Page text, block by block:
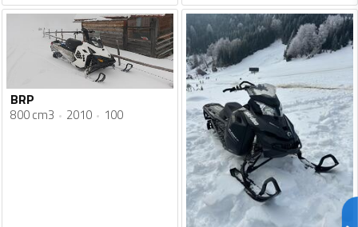
BRP
800 cm3 2010 100